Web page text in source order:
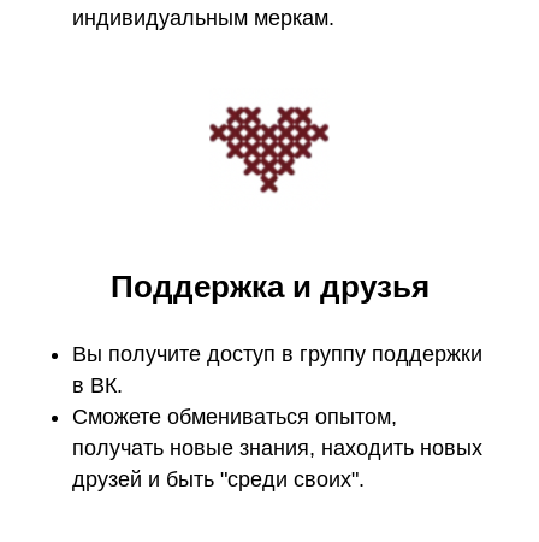
индивидуальным меркам.
Поддержка и друзья
Вы получите доступ в группу поддержки
в ВК.
Сможете обмениваться опытом,
получать новые знания, находить новых
друзей и быть "среди своих".